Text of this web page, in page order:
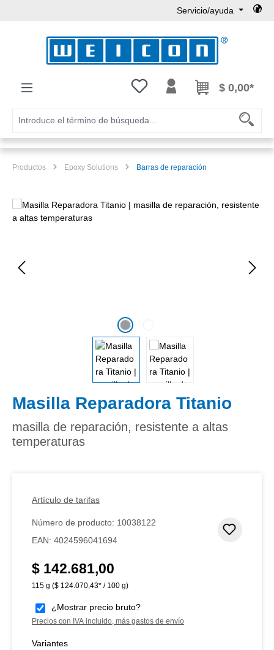
Servicio/ayuda
Tienes 0 artículos en tu lista de
$ 0,00*
Productos Epoxy Solutions Barras de reparación
Omitir galería de imágenes
Masilla Reparadora Titanio
masilla de reparación, resistente a altas
temperaturas
Artículo de tarifas
Número de producto: 10038122
EAN: 4024596041694
Precio normal:
$ 142.681,00
115 g ($ 124.070,43* / 100 g)
¿Mostrar precio bruto?
Precios con IVA incluido, más gastos de envío
Variantes